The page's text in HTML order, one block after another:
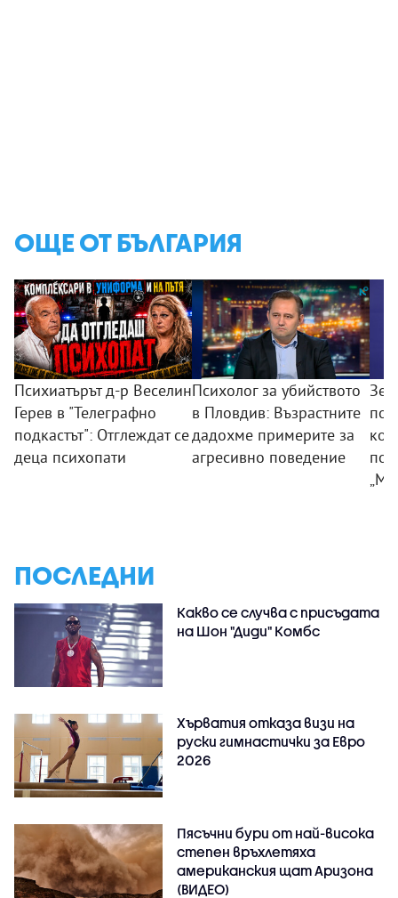
ОЩЕ ОТ БЪЛГАРИЯ
Психиатърът д-р Веселин
Герев в "Телеграфно
подкастът": Отглеждат се
деца психопати
Психолог за убийството
в Пловдив: Възрастните
дадохме примерите за
агресивно поведение
ПОСЛЕДНИ
Какво се случва с присъдата
на Шон "Диди" Комбс
Хърватия отказа визи на
руски гимнастички за Евро
2026
Пясъчни бури от най-висока
степен връхлетяха
американския щат Аризона
(ВИДЕО)